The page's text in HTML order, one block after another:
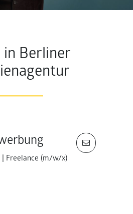
in Berliner
Freelance (m/w/x)